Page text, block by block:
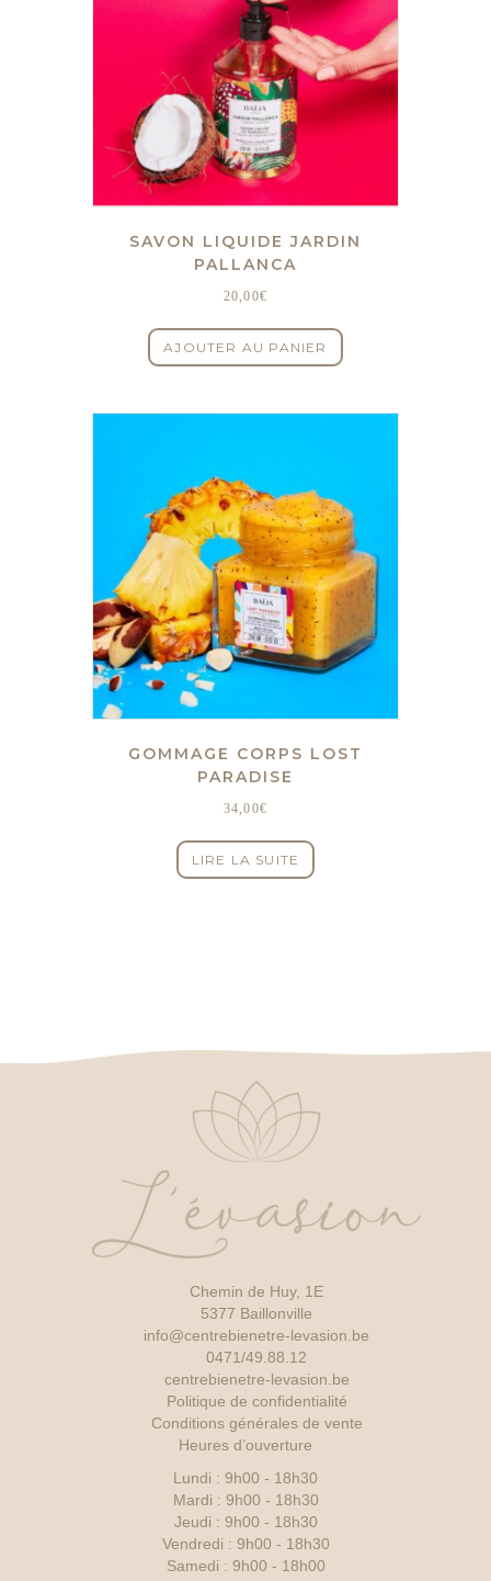
SAVON LIQUIDE JARDIN
PALLANCA
20,00€
AJOUTER AU PANIER
GOMMAGE CORPS LOST
PARADISE
34,00€
LIRE LA SUITE
Chemin de Huy, 1E
5377 Baillonville
info@centrebienetre-levasion.be
0471/49.88.12
centrebienetre-levasion.be
Politique de confidentialité
Conditions générales de vente
Heures d’ouverture
Lundi : 9h00 - 18h30
Mardi : 9h00 - 18h30
Jeudi : 9h00 - 18h30
Vendredi : 9h00 - 18h30
Samedi : 9h00 - 18h00